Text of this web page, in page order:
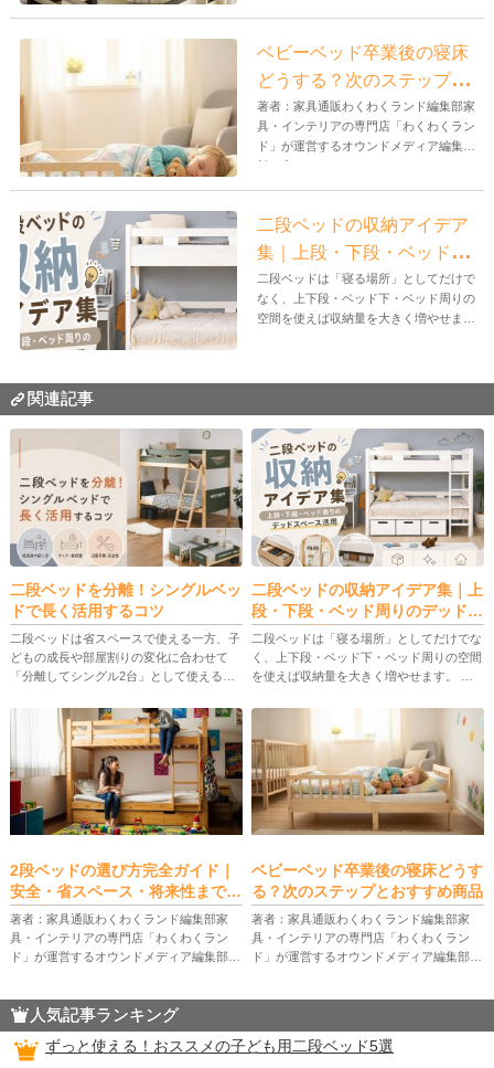
ベビーベッド卒業後の寝床
どうする？次のステップと
おすすめ商品
著者：家具通販わくわくランド編集部家
具・インテリアの専門店「わくわくラン
ド」が運営するオウンドメディア編集
部。家...
二段ベッドの収納アイデア
集｜上段・下段・ベッド周
りのデッドスペース活用
二段ベッドは「寝る場所」としてだけで
なく、上下段・ベッド下・ベッド周りの
空間を使えば収納量を大きく増やせま
関連記事
二段ベッドを分離！シングルベッ
ドで長く活用するコツ
二段ベッドは省スペースで使える一方、子
どもの成長や部屋割りの変化に合わせて
「分離してシングル2台」として使えるモ
は、二段ベッドの分離の意味、メリット・
デメリット、選び方、具体的な分割手 […]
二段ベッドの収納アイデア集｜上
段・下段・ベッド周りのデッドス
ペース活用
二段ベッドは「寝る場所」としてだけでな
く、上下段・ベッド下・ベッド周りの空間
を使えば収納量を大きく増やせます。 本
できるデッドスペース収納、便利グッズ、
ベッド選びと安全チェックまでを […]
2段ベッドの選び方完全ガイド｜
安全・省スペース・将来性まで徹
底解説
著者：家具通販わくわくランド編集部家
具・インテリアの専門店「わくわくラン
ド」が運営するオウンドメディア編集部。
る家具選びのコツやインテリアのアイ […]
ベビーベッド卒業後の寝床どうす
る？次のステップとおすすめ商品
著者：家具通販わくわくランド編集部家
具・インテリアの専門店「わくわくラン
ド」が運営するオウンドメディア編集部。
人気記事ランキング
ずっと使える！おススメの子ども用二段ベッド5選